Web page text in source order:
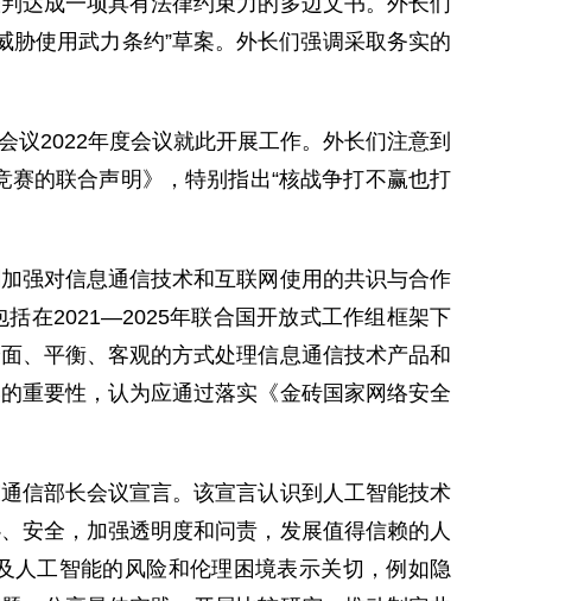
使用武力条约”草案。外长们强调采取务实的
议2022年度会议就此开展工作。外长们注意到
的联合声明》，特别指出“核战争打不赢也打
强对信息通信技术和互联网使用的共识与合作
括在2021—2025年联合国开放式工作组框架下
、平衡、客观的方式处理信息通信技术产品和
重要性，认为应通过落实《金砖国家网络安全
信部长会议宣言。该宣言认识到人工智能技术
安全，加强透明度和问责，发展值得信赖的人
人工智能的风险和伦理困境表示关切，例如隐